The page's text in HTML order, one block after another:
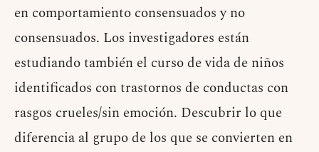
en comportamiento consensuados y no
consensuados. Los investigadores están
estudiando también el curso de vida de niños
identificados con trastornos de conductas con
rasgos crueles/sin emoción. Descubrir lo que
diferencia al grupo de los que se convierten en